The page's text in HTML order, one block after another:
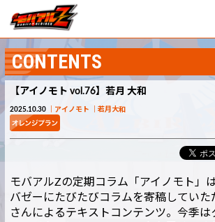
CONTENTS
【アイノモト vol.76】若月 大和
2025.10.30 アイノモト 若月大和
モバアルZの定期コラム「アイノモト」
バゼーにたびたびコラムを寄稿していた
さんによるテキストコンテンツ。今季は